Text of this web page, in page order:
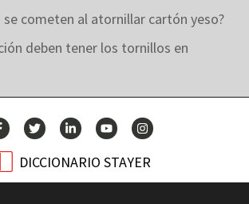
se cometen al atornillar cartón yeso?
deben tener los tornillos en
DICCIONARIO STAYER